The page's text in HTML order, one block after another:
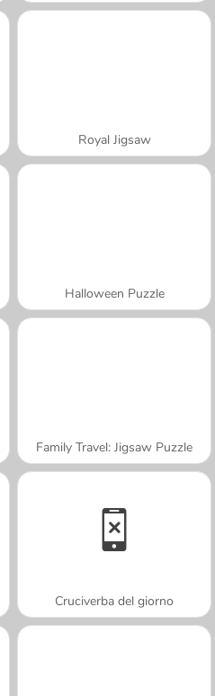
Royal Jigsaw
Halloween Puzzle
Family Travel: Jigsaw Puzzle
Cruciverba del giorno